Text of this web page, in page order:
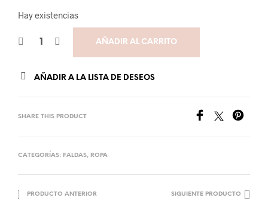
Hay existencias
AÑADIR AL CARRITO
AÑADIR A LA LISTA DE DESEOS
SHARE THIS PRODUCT
CATEGORÍAS: FALDAS, ROPA
PRODUCTO ANTERIOR SIGUIENTE PRODUCTO